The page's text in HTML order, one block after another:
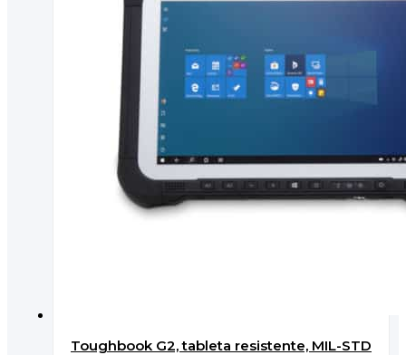
Toughbook G2, tableta resistente, MIL-STD